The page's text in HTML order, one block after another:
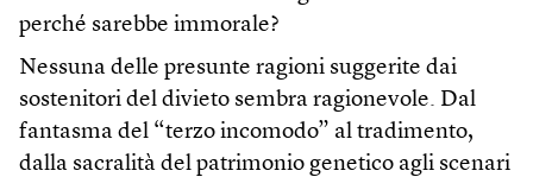
perché sarebbe immorale?
Nessuna delle presunte ragioni suggerite dai
sostenitori del divieto sembra ragionevole. Dal
fantasma del “terzo incomodo” al tradimento,
dalla sacralità del patrimonio genetico agli scenari